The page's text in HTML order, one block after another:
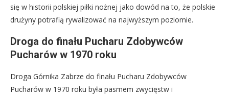
się w historii polskiej piłki nożnej jako dowód na to, że polskie
drużyny potrafią rywalizować na najwyższym poziomie.
Droga do finału Pucharu Zdobywców
Pucharów w 1970 roku
Droga Górnika Zabrze do finału Pucharu Zdobywców
Pucharów w 1970 roku była pasmem zwycięstw i